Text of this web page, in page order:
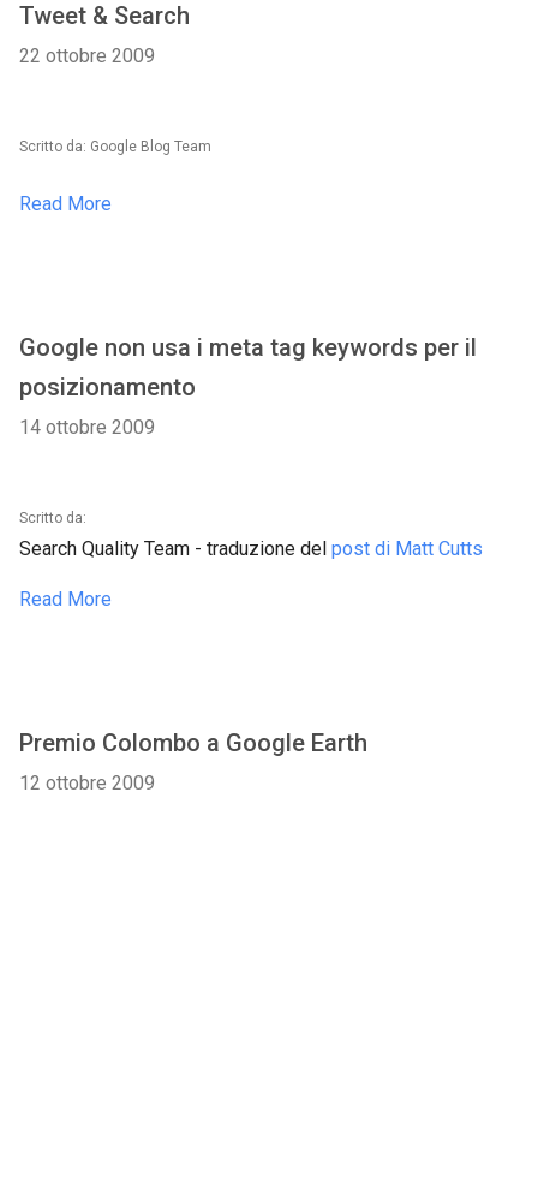
Tweet & Search
22 ottobre 2009
Scritto da: Google Blog Team
Read More
Google non usa i meta tag keywords per il
posizionamento
14 ottobre 2009
Scritto da:
Search Quality Team - traduzione del post di Matt Cutts
Read More
Premio Colombo a Google Earth
12 ottobre 2009